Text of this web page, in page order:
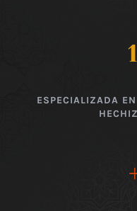
ESPECIALIZADA